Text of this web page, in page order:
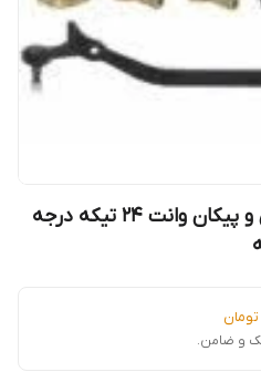
کیت جلوبندی پیکان سواری و پیکان وانت ۲۴ تیکه درجه
تومان